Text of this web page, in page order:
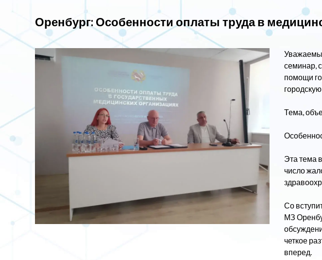
Оренбург: Особенности оплаты труда в
семинар,
помощи
Тема,
Эта тема
число
Со
МЗ
четкое
вперед.